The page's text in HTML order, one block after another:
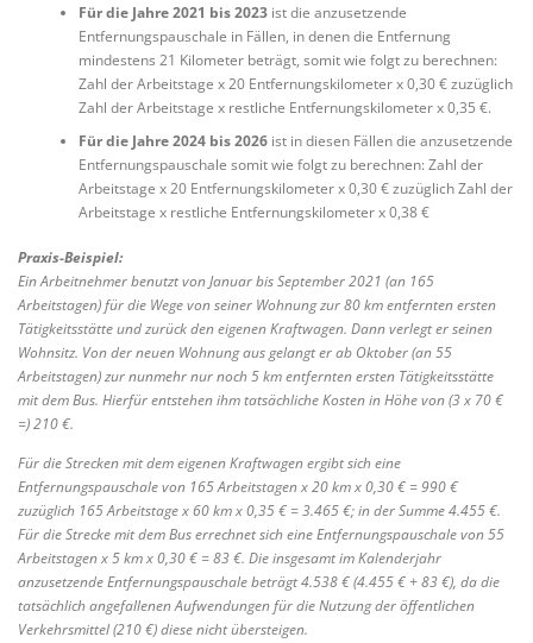
Für die Jahre 2021 bis 2023ist die anzusetzende
Entfernungspauschale in Fällen, in denen die Entfernung
mindestens 21 Kilometer beträgt, somit wie folgt zu berechnen:
Zahl der Arbeitstage x 20 Entfernungskilometer x 0,30 € zuzüglich
Zahl der Arbeitstage x restliche Entfernungskilometer x 0,35 €.
Für die Jahre 2024 bis 2026ist in diesen Fällen die anzusetzende
Entfernungspauschale somit wie folgt zu berechnen: Zahl der
Arbeitstage x 20 Entfernungskilometer x 0,30 € zuzüglich Zahl der
Arbeitstage x restliche Entfernungskilometer x 0,38 €
Praxis-Beispiel:
Ein Arbeitnehmer benutzt von Januar bis September 2021 (an 165
Arbeitstagen) für die Wege von seiner Wohnung zur 80 km entfernten ersten
Tätigkeitsstätte und zurück den eigenen Kraftwagen. Dann verlegt er seinen
Wohnsitz. Von der neuen Wohnung aus gelangt er ab Oktober (an 55
Arbeitstagen) zur nunmehr nur noch 5 km entfernten ersten Tätigkeitsstätte
mit dem Bus. Hierfür entstehen ihm tatsächliche Kosten in Höhe von (3 x 70 €
=) 210 €.
Für die Strecken mit dem eigenen Kraftwagen ergibt sich eine
Entfernungspauschale von 165 Arbeitstagen x 20 km x 0,30 € = 990 €
zuzüglich 165 Arbeitstage x 60 km x 0,35 € = 3.465 €; in der Summe 4.455 €.
Für die Strecke mit dem Bus errechnet sich eine Entfernungspauschale von 55
Arbeitstagen x 5 km x 0,30 € = 83 €. Die insgesamt im Kalenderjahr
anzusetzende Entfernungspauschale beträgt 4.538 € (4.455 € + 83 €), da die
tatsächlich angefallenen Aufwendungen für die Nutzung der öffentlichen
Verkehrsmittel (210 €) diese nicht übersteigen.